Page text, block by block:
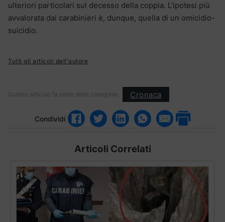
ulteriori particolari sul decesso della coppia. L’ipotesi più
avvalorata dai carabinieri è, dunque, quella di un omicidio-
suicidio.
Tutti gli articoli dell'autore
Questo articolo fa parte delle categorie: Cronaca
Condividi
Articoli Correlati